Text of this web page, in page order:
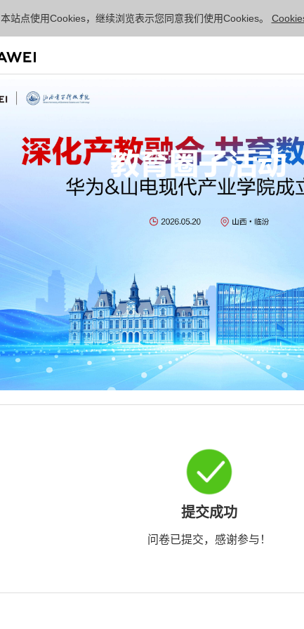
本站点使用Cookies，继续浏览表示您同意我们使用Cookies。
提交成功
问卷已提交，感谢参与！